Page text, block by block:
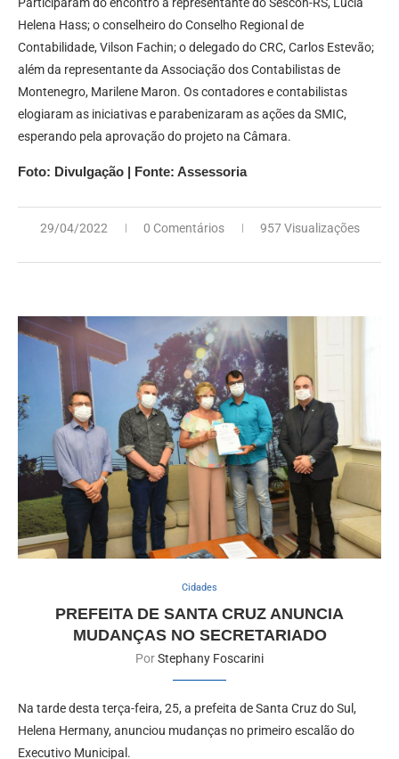
Helena Hass; o conselheiro do Conselho Regional de
Contabilidade, Vilson Fachin; o delegado do CRC, Carlos Estevão;
além da representante da Associação dos Contabilistas de
Montenegro, Marilene Maron. Os contadores e contabilistas
elogiaram as iniciativas e parabenizaram as ações da SMIC,
esperando pela aprovação do projeto na Câmara.
Foto: Divulgação | Fonte: Assessoria
29/04/2022 0 Comentários 957 Visualizações
Cidades
PREFEITA DE SANTA CRUZ ANUNCIA
MUDANÇAS NO SECRETARIADO
PorStephany Foscarini
Na tarde desta terça-feira, 25, a prefeita de Santa Cruz do Sul,
Helena Hermany, anunciou mudanças no primeiro escalão do
Executivo Municipal.